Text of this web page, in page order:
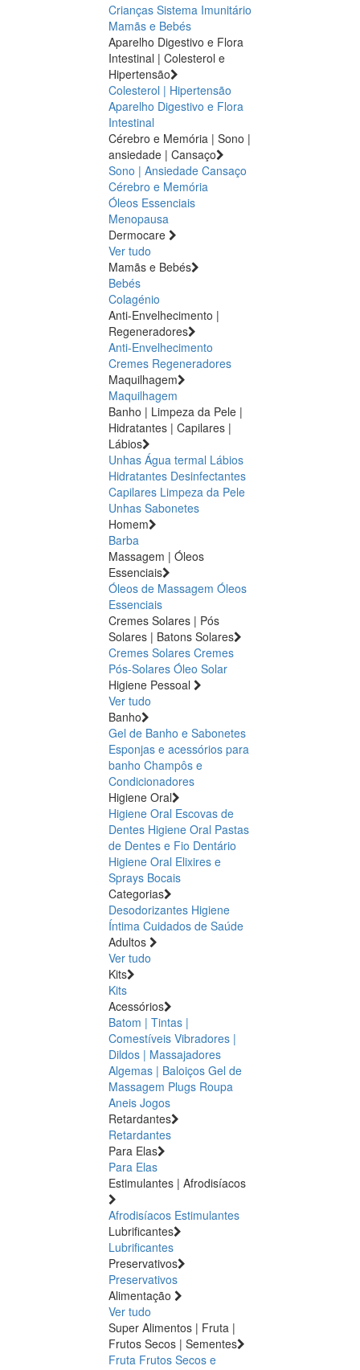
Crianças Sistema Imunitário
Mamãs e Bebés
Aparelho Digestivo e Flora
Intestinal | Colesterol e
Hipertensão
Colesterol | Hipertensão
Aparelho Digestivo e Flora
Intestinal
Cérebro e Memória | Sono |
ansiedade | Cansaço
Sono | Ansiedade Cansaço
Cérebro e Memória
Óleos Essenciais
Menopausa
Dermocare
Ver tudo
Mamãs e Bebés
Bebés
Colagénio
Anti-Envelhecimento |
Regeneradores
Anti-Envelhecimento
Cremes Regeneradores
Maquilhagem
Maquilhagem
Banho | Limpeza da Pele |
Hidratantes | Capilares |
Lábios
Unhas Água termal Lábios
Hidratantes Desinfectantes
Capilares Limpeza da Pele
Unhas Sabonetes
Homem
Barba
Massagem | Óleos
Essenciais
Óleos de Massagem Óleos
Essenciais
Cremes Solares | Pós
Solares | Batons Solares
Cremes Solares Cremes
Pós-Solares Óleo Solar
Higiene Pessoal
Ver tudo
Banho
Gel de Banho e Sabonetes
Esponjas e acessórios para
banho Champôs e
Condicionadores
Higiene Oral
Higiene Oral Escovas de
Dentes Higiene Oral Pastas
de Dentes e Fio Dentário
Higiene Oral Elixires e
Sprays Bocais
Categorias
Desodorizantes Higiene
Íntima Cuidados de Saúde
Adultos
Ver tudo
Kits
Kits
Acessórios
Batom | Tintas |
Comestíveis Vibradores |
Dildos | Massajadores
Algemas | Baloiços Gel de
Massagem Plugs Roupa
Aneis Jogos
Retardantes
Retardantes
Para Elas
Para Elas
Estimulantes | Afrodisíacos
Afrodisíacos Estimulantes
Lubrificantes
Lubrificantes
Preservativos
Preservativos
Alimentação
Ver tudo
Super Alimentos | Fruta |
Frutos Secos | Sementes
Fruta Frutos Secos e